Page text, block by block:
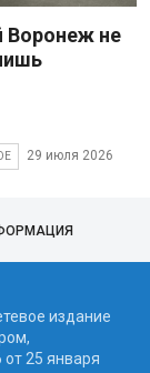
Воронеж не
29 июля 2026
издание
25 января